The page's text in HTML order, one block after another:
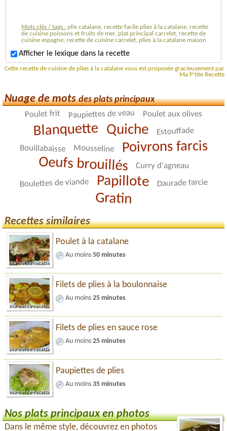
Mots clés / tags : plie catalane, recette facile plies à la catalane, recette
de cuisine poissons et fruits de mer, plat principal carrelet, recette de
cuisine espagne, recette de cuisine carrelet, plies à la catalane maison
Afficher le lexique dans la recette
Cette recette de cuisine de plies à la catalane vous est proposée gracieusement par
Ma P'tite Recette
Nuage de motsdes plats principaux
Poulet frit Paupiettes de veau Poulet aux olives
Blanquette Quiche Estouffade
Bouillabaisse Mousseline Poivrons farcis
Oeufs brouillés Curry d'agneau
Boulettes de viande Papillote Daurade farcie
Gratin
Recettes similaires
Poulet à la catalane
Au moins 50 minutes
Filets de plies à la boulonnaise
Au moins 25 minutes
Filets de plies en sauce rose
Au moins 25 minutes
Paupiettes de plies
Au moins 35 minutes
Nos plats principaux en photos
Dans le même style, découvrez en photos